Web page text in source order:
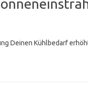
Deinen Kühlbedarf